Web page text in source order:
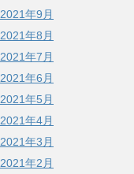
2021年9月
2021年8月
2021年7月
2021年6月
2021年5月
2021年4月
2021年3月
2021年2月